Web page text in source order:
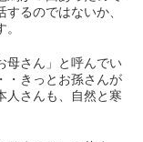
るのではないか、
母さん」と呼んでい
・きっとお孫さんが
人さんも、自然と寒